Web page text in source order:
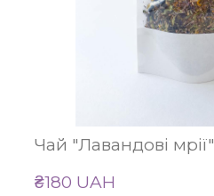
Чай "Лавандові мрії"
₴180 UAH